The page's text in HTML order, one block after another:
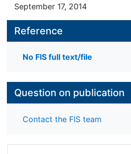
September 17, 2014
Reference
No FIS full text/file
Question on publication
Contact the FIS team